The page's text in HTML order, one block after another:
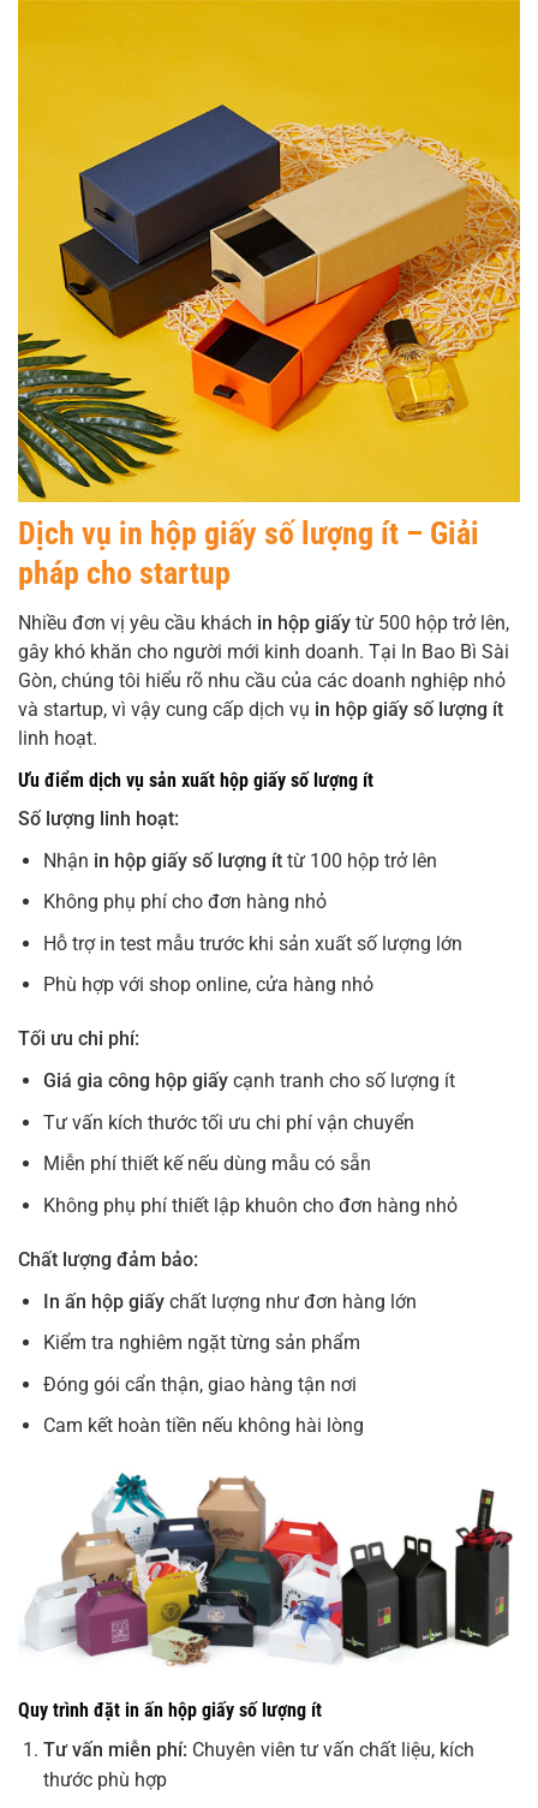
Dịch vụ in hộp giấy số lượng ít – Giải
pháp cho startup
Nhiều đơn vị yêu cầu khách in hộp giấy từ 500 hộp trở lên,
gây khó khăn cho người mới kinh doanh. Tại In Bao Bì Sài
Gòn, chúng tôi hiểu rõ nhu cầu của các doanh nghiệp nhỏ
và startup, vì vậy cung cấp dịch vụ in hộp giấy số lượng ít
linh hoạt.
Ưu điểm dịch vụ sản xuất hộp giấy số lượng ít
Số lượng linh hoạt:
Nhận in hộp giấy số lượng íttừ 100 hộp trở lên
Không phụ phí cho đơn hàng nhỏ
Hỗ trợ in test mẫu trước khi sản xuất số lượng lớn
Phù hợp với shop online, cửa hàng nhỏ
Tối ưu chi phí:
Giá gia công hộp giấycạnh tranh cho số lượng ít
Tư vấn kích thước tối ưu chi phí vận chuyển
Miễn phí thiết kế nếu dùng mẫu có sẵn
Không phụ phí thiết lập khuôn cho đơn hàng nhỏ
Chất lượng đảm bảo:
In ấn hộp giấychất lượng như đơn hàng lớn
Kiểm tra nghiêm ngặt từng sản phẩm
Đóng gói cẩn thận, giao hàng tận nơi
Cam kết hoàn tiền nếu không hài lòng
Quy trình đặt in ấn hộp giấy số lượng ít
Tư vấn miễn phí: Chuyên viên tư vấn chất liệu, kích
thước phù hợp